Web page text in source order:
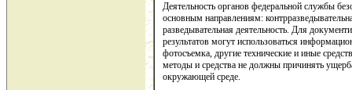
Деятельность органов федеральной службы
основным направлениям:
разведывательная деятельность. Для
результатов могут использоваться
фотосъемка, другие технические и иные
методы и средства не должны причинять
окружающей среде.